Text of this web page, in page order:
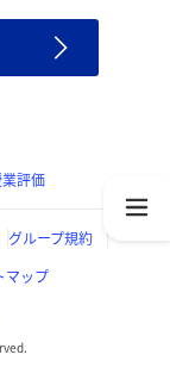
評価
グループ規約
マップ